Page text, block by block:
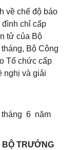
về chế độ báo
chỉ cấp
tử của Bộ
Bộ Công
Tổ chức cấp
nghị và giải
tháng 6 năm
BỘ TRƯỞNG